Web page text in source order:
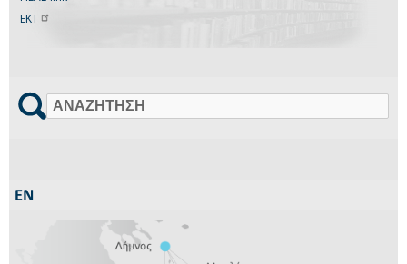
ΕΚΤ
Αναζήτηση